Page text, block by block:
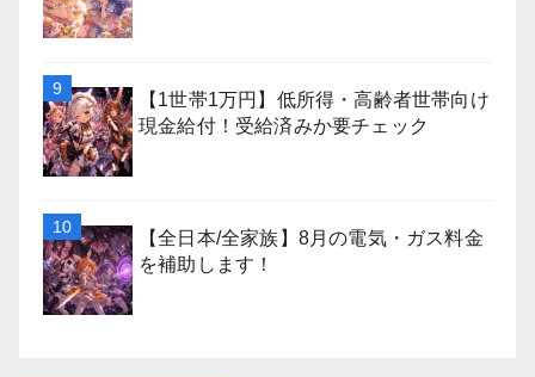
【1世帯1万円】低所得・高齢者世帯向け
現金給付！受給済みか要チェック
【全日本/全家族】8月の電気・ガス料金
を補助します！